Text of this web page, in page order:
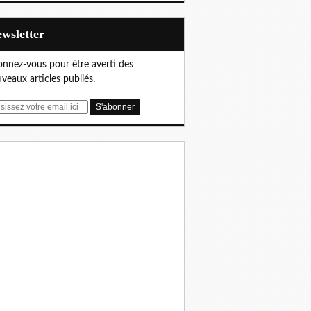
vous pour être averti des
articles publiés.